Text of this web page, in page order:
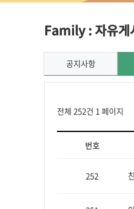
Family : 자유게
공지사항
전체 252건 1 페이지
번호
252